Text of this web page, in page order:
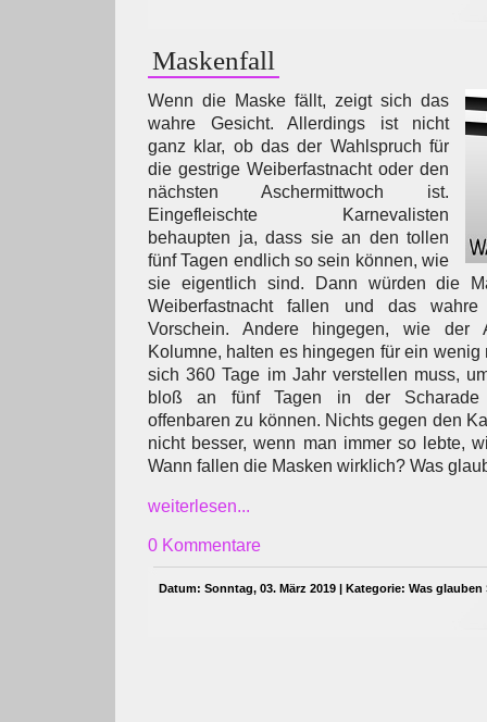
Maskenfall
Wenn die Maske fällt, zeigt sich das
wahre Gesicht. Allerdings ist nicht
ganz klar, ob das der Wahlspruch für
die gestrige Weiberfastnacht oder den
nächsten Aschermittwoch ist.
Eingefleischte Karnevalisten
behaupten ja, dass sie an den tollen
fünf Tagen endlich so sein können, wie
sie eigentlich sind. Dann würden die
Weiberfastnacht fallen und das
Vorschein. Andere hingegen, wie der
Kolumne, halten es hingegen für ein wenig
sich 360 Tage im Jahr verstellen muss,
bloß an fünf Tagen in der Scharade
offenbaren zu können. Nichts gegen den
nicht besser, wenn man immer so lebte,
Wann fallen die Masken wirklich? Was
weiterlesen...
0 Kommentare
Datum: Sonntag, 03. März 2019 | Kategorie: Was glauben